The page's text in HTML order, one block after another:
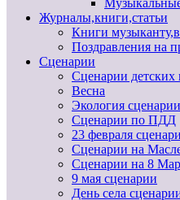
Журналы,книги,статьи
Книги
Поздравления на
Сценарии
Сценарии
Весна
Экология сценарии
Сценарии по ПДД
23 февраля
Сценарии на
Сценарии на 8
9 мая сценарии
День села